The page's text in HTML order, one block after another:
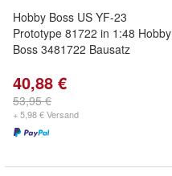
Hobby Boss US YF-23
Prototype 81722 in 1:48 Hobby
Boss 3481722 Bausatz
40,88 €
53,95 €
+ 5,98 € Versand